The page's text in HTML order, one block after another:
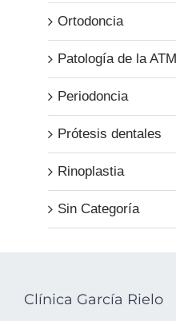
Ortodoncia
Patología de la ATM
Periodoncia
Prótesis dentales
Rinoplastia
Sin Categoría
Clínica García Rielo